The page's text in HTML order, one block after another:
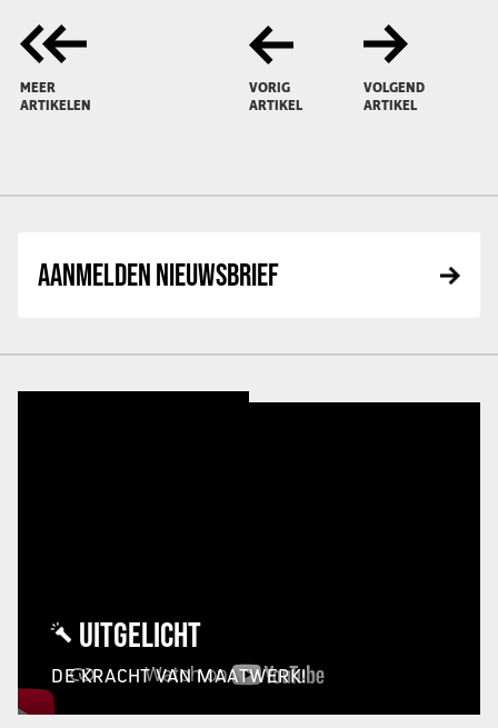
MEER
ARTIKELEN
VORIG
ARTIKEL
VOLGEND
ARTIKEL
AANMELDEN NIEUWSBRIEF
UITGELICHT
DE KRACHT VAN MAATWERK!